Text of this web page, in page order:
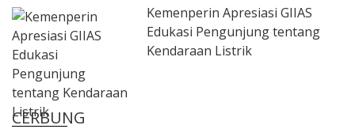
Kemenperin Apresiasi GIIAS
Edukasi Pengunjung tentang
Kendaraan Listrik
CERBUNG